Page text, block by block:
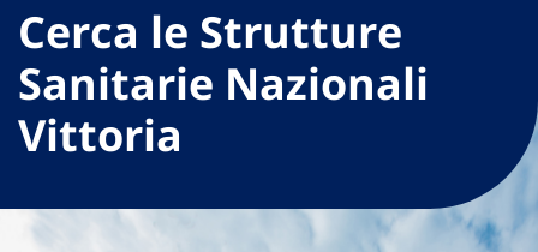
Cerca le Strutture
Sanitarie Nazionali
Vittoria